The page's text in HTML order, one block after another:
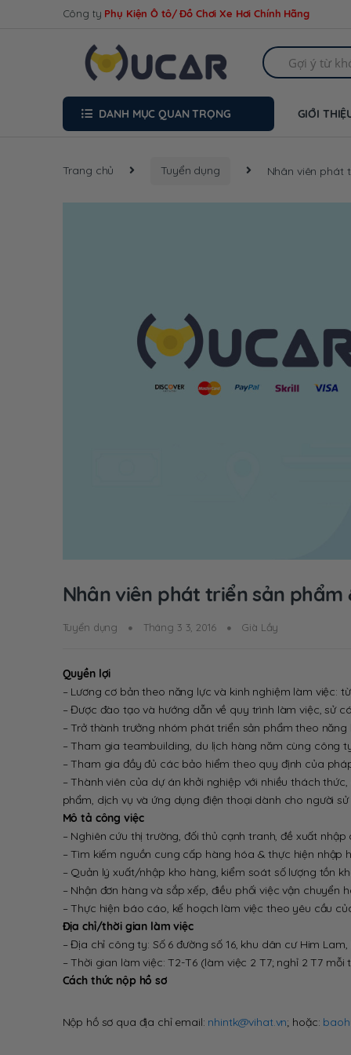
Công ty Phụ Kiện Ô tô/ Đồ Chơi Xe Hơi Chính Hãng
Search
for:
DANH MỤC QUAN TRỌNG GIỚI
Trang chủ Tuyển dụng Nhân viên phát
Nhân viên phát triển sản phẩm
Tuyển dụng Tháng 3 3, 2016 Già Lầy
Quyền lợi
– Lương cơ bản theo năng lực và kinh nghiệm làm việc:
– Được đào tạo và hướng dẫn về quy trình làm việc, sử
– Trở thành trưởng nhóm phát triển sản phẩm theo năng
– Tham gia teambuilding, du lịch hàng năm cùng công
– Tham gia đầy đủ các bảo hiểm theo quy định của
– Thành viên của dự án khởi nghiệp với nhiều thách
phẩm, dịch vụ và ứng dụng điện thoại dành cho người
Mô tả công việc
– Nghiên cứu thị trường, đối thủ cạnh tranh, đề xuất
– Tìm kiếm nguồn cung cấp hàng hóa & thực hiện
– Quản lý xuất/nhập kho hàng, kiểm soát số lượng tồn
– Nhận đơn hàng và sắp xếp, điều phối việc vận chuyển
– Thực hiện báo cáo, kế hoạch làm việc theo yêu cầu
Địa chỉ/thời gian làm việc
– Địa chỉ công ty: Số 6 đường số 16, khu dân cư Him
– Thời gian làm việc: T2-T6 (làm việc 2 T7; nghỉ 2 T7 mỗi
Cách thức nộp hồ sơ
Nộp hồ sơ qua địa chỉ email: nhintk@vihat.vn; hoặc: